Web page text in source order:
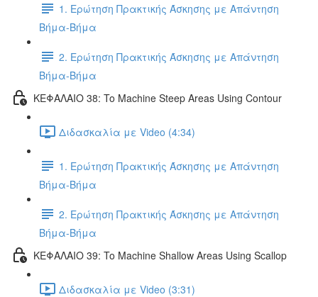
1. Ερώτηση Πρακτικής Άσκησης με Απάντηση
Βήμα-Βήμα
2. Ερώτηση Πρακτικής Άσκησης με Απάντηση
Βήμα-Βήμα
ΚΕΦΑΛΑΙΟ 38: To Machine Steep Areas Using Contour
Διδασκαλία με Video (4:34)
1. Ερώτηση Πρακτικής Άσκησης με Απάντηση
Βήμα-Βήμα
2. Ερώτηση Πρακτικής Άσκησης με Απάντηση
Βήμα-Βήμα
ΚΕΦΑΛΑΙΟ 39: To Machine Shallow Areas Using Scallop
Διδασκαλία με Video (3:31)